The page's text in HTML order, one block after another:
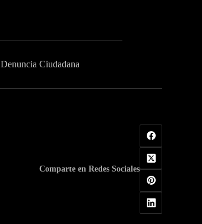
Denuncia Ciudadana
Comparte en Redes Sociales